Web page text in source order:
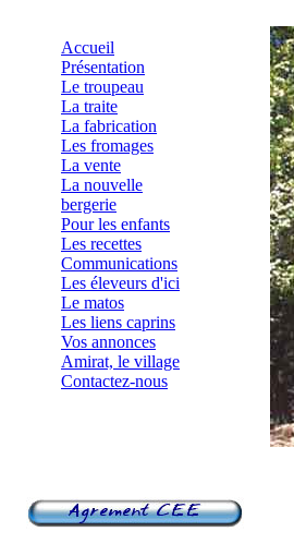
Accueil
Présentation
Le troupeau
La traite
La fabrication
Les fromages
La vente
La nouvelle
bergerie
Pour les enfants
Les recettes
Communications
Les éleveurs d'ici
Le matos
Les liens caprins
Vos annonces
Amirat, le village
Contactez-nous